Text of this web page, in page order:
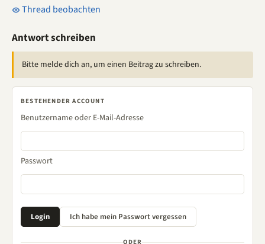
Thread beobachten
Antwort schreiben
Bitte melde dich an, um einen Beitrag zu schreiben.
BESTEHENDER ACCOUNT
Benutzername oder E-Mail-Adresse
Passwort
ODER